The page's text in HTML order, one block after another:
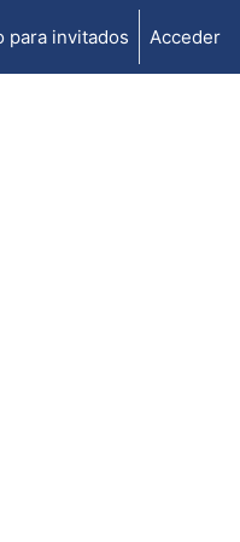
para invitados Acceder